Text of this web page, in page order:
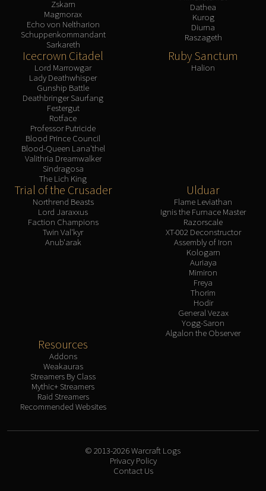
Zskarn
Magmorax
Echo von Neltharion
Schuppenkommandant
Sarkareth
Dathea
Kurog
Diurna
Raszageth
Icecrown Citadel
Lord Marrowgar
Lady Deathwhisper
Gunship Battle
Deathbringer Saurfang
Festergut
Rotface
Professor Putricide
Blood Prince Council
Blood-Queen Lana'thel
Valithria Dreamwalker
Sindragosa
The Lich King
Ruby Sanctum
Halion
Trial of the Crusader
Northrend Beasts
Lord Jaraxxus
Faction Champions
Twin Val'kyr
Anub'arak
Ulduar
Flame Leviathan
Ignis the Furnace Master
Razorscale
XT-002 Deconstructor
Assembly of Iron
Kologarn
Auriaya
Mimiron
Freya
Thorim
Hodir
General Vezax
Yogg-Saron
Algalon the Observer
Resources
Addons
Weakauras
Streamers By Class
Mythic+ Streamers
Raid Streamers
Recommended Websites
© 2013-2026 Warcraft Logs
Privacy Policy
Contact Us